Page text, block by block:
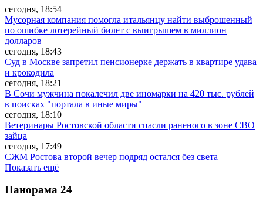
сегодня, 18:54
Мусорная компания помогла итальянцу найти выброшенный
по ошибке лотерейный билет с выигрышем в миллион
долларов
сегодня, 18:43
Суд в Москве запретил пенсионерке держать в квартире удава
и крокодила
сегодня, 18:21
В Сочи мужчина покалечил две иномарки на 420 тыс. рублей
в поисках "портала в иные миры"
сегодня, 18:10
Ветеринары Ростовской области спасли раненого в зоне СВО
зайца
сегодня, 17:49
СЖМ Ростова второй вечер подряд остался без света
Показать ещё
Панорама 24